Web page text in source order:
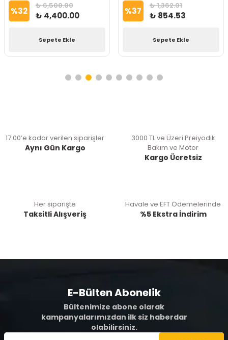
%32 ₺ 6,500.00
₺ 4,400.00
Sepete Ekle
%37 ₺ 1,362.01
₺ 854.53
Sepete Ekle
17:00’e kadar verilen siparişler
Aynı Gün Kargo
3000 TL ve Üzeri Preiyodik
Bakım ve Motor
Kargo Ücretsiz
Her siparişte
Taksitli Alışveriş
Havale ve EFT Ödemelerinde
%5 Ekstra İndirim
E-Bülten Abonelik
Bültenimize abone olarak
kampanyalarımızdan ilk siz haberdar
olabilirsiniz.